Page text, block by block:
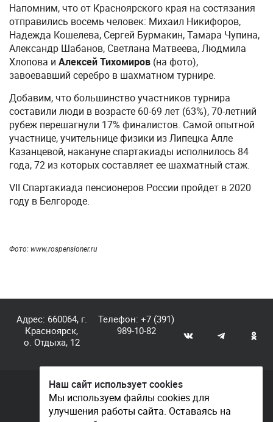
Напомним, что от Красноярского края на состязания
отправились восемь человек: Михаил Никифоров,
Надежда Кошелева, Сергей Бурмакин, Тамара Чупина,
Александр Шабанов, Светлана Матвеева, Людмила
Хлопова и Алексей Тихомиров (на фото),
завоевавший серебро в шахматном турнире.
Добавим, что большинство участников турнира
составили люди в возрасте 60-69 лет (63%), 70-летний
рубеж перешагнули 17% финалистов. Самой опытной
участнице, учительнице физики из Липецка Алле
Казанцевой, накануне спартакиады исполнилось 84
года, 72 из которых составляет ее шахматный стаж.
VII Спартакиада пенсионеров России пройдет в 2020
году в Белгороде.
Фото: www.rospensioner.ru
Адрес: 660064, г.
Красноярск,
о. Отдыха, 12
Телефон:+7 (391)
989-10-82
© КГАУ «Центр спортивной подготовки», 2026
Документы
Наш сайт использует cookies
Мы используем файлы cookies для
улучшения работы сайта. Оставаясь на